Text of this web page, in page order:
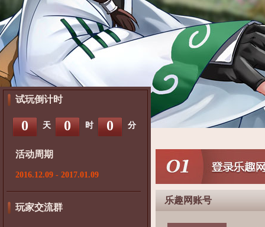
试玩倒计时
0 天 0 时 0 分
活动周期
2016.12.09 - 2017.01.09
玩家交流群
乐趣网账号